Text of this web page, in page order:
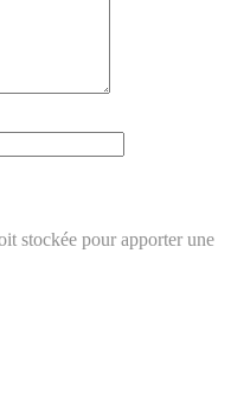
stockée pour apporter une